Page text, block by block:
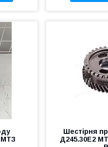
МТЗ
Шестірня
Д245.30Е2